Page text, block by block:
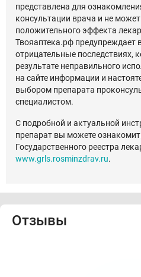
представлена для
консультации врача и не
положительного эффекта
Твояаптека.рф предупреждает
отрицательные последствиях,
результате неправильного
на сайте информации и
выбором препарата
специалистом.
С подробной и актуальной
препарат вы можете
Государственного реестра
www.grls.rosminzdrav.ru.
Отзывы